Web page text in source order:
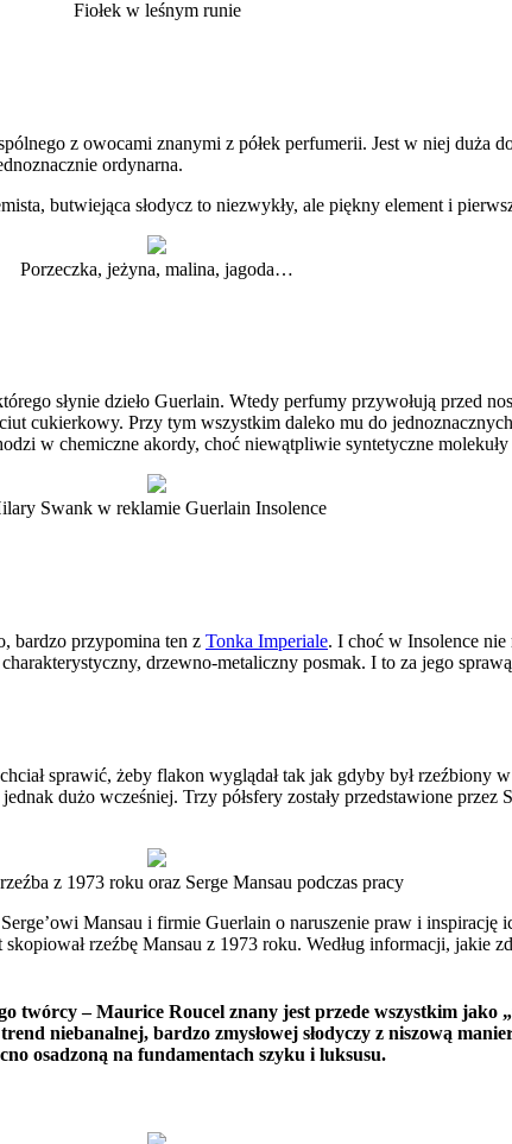
Fiołek w leśnym runie
z owocami znanymi z półek perfumerii. Jest w niej duża
ordynarna.
butwiejąca słodycz to niezwykły, ale piękny element i
Porzeczka, jeżyna, malina, jagoda…
słynie dzieło Guerlain. Wtedy perfumy przywołują przed
cukierkowy. Przy tym wszystkim daleko mu do
w chemiczne akordy, choć niewątpliwie syntetyczne
Swank w reklamie Guerlain Insolence
bardzo przypomina ten z Tonka Imperiale. I choć w Insolence nie
drzewno-metaliczny posmak. I to za jego
sprawić, żeby flakon wyglądał tak jak gdyby był rzeźbiony
dużo wcześniej. Trzy półsfery zostały przedstawione przez
z 1973 roku oraz Serge Mansau podczas pracy
Mansau i firmie Guerlain o naruszenie praw i
rzeźbę Mansau z 1973 roku. Według informacji, jakie
twórcy – Maurice Roucel znany jest przede wszystkim jako
niebanalnej, bardzo zmysłowej słodyczy z niszową
osadzoną na fundamentach szyku i luksusu.